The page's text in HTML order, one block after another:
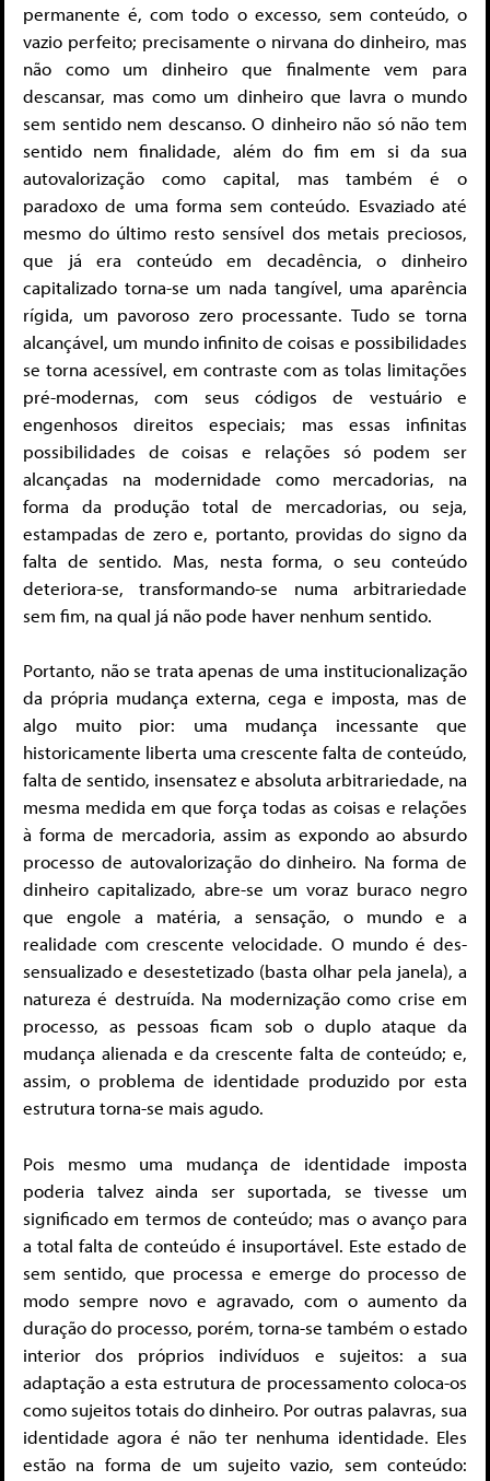
permanente é, com todo o excesso, sem conteúdo, o
vazio perfeito; precisamente o nirvana do dinheiro, mas
não como um dinheiro que finalmente vem para
descansar, mas como um dinheiro que lavra o mundo
sem sentido nem descanso. O dinheiro não só não tem
sentido nem finalidade, além do fim em si da sua
autovalorização como capital, mas também é o
paradoxo de uma forma sem conteúdo. Esvaziado até
mesmo do último resto sensível dos metais preciosos,
que já era conteúdo em decadência, o dinheiro
capitalizado torna-se um nada tangível, uma aparência
rígida, um pavoroso zero processante. Tudo se torna
alcançável, um mundo infinito de coisas e possibilidades
se torna acessível, em contraste com as tolas limitações
pré-modernas, com seus códigos de vestuário e
engenhosos direitos especiais; mas essas infinitas
possibilidades de coisas e relações só podem ser
alcançadas na modernidade como mercadorias, na
forma da produção total de mercadorias, ou seja,
estampadas de zero e, portanto, providas do signo da
falta de sentido. Mas, nesta forma, o seu conteúdo
deteriora-se, transformando-se numa arbitrariedade
sem fim, na qual já não pode haver nenhum sentido.
Portanto, não se trata apenas de uma institucionalização
da própria mudança externa, cega e imposta, mas de
algo muito pior: uma mudança incessante que
historicamente liberta uma crescente falta de conteúdo,
falta de sentido, insensatez e absoluta arbitrariedade, na
mesma medida em que força todas as coisas e relações
à forma de mercadoria, assim as expondo ao absurdo
processo de autovalorização do dinheiro. Na forma de
dinheiro capitalizado, abre-se um voraz buraco negro
que engole a matéria, a sensação, o mundo e a
realidade com crescente velocidade. O mundo é des-
sensualizado e desestetizado (basta olhar pela janela), a
natureza é destruída. Na modernização como crise em
processo, as pessoas ficam sob o duplo ataque da
mudança alienada e da crescente falta de conteúdo; e,
assim, o problema de identidade produzido por esta
estrutura torna-se mais agudo.
Pois mesmo uma mudança de identidade imposta
poderia talvez ainda ser suportada, se tivesse um
significado em termos de conteúdo; mas o avanço para
a total falta de conteúdo é insuportável. Este estado de
sem sentido, que processa e emerge do processo de
modo sempre novo e agravado, com o aumento da
duração do processo, porém, torna-se também o estado
interior dos próprios indivíduos e sujeitos: a sua
adaptação a esta estrutura de processamento coloca-os
como sujeitos totais do dinheiro. Por outras palavras, sua
identidade agora é não ter nenhuma identidade. Eles
estão na forma de um sujeito vazio, sem conteúdo: